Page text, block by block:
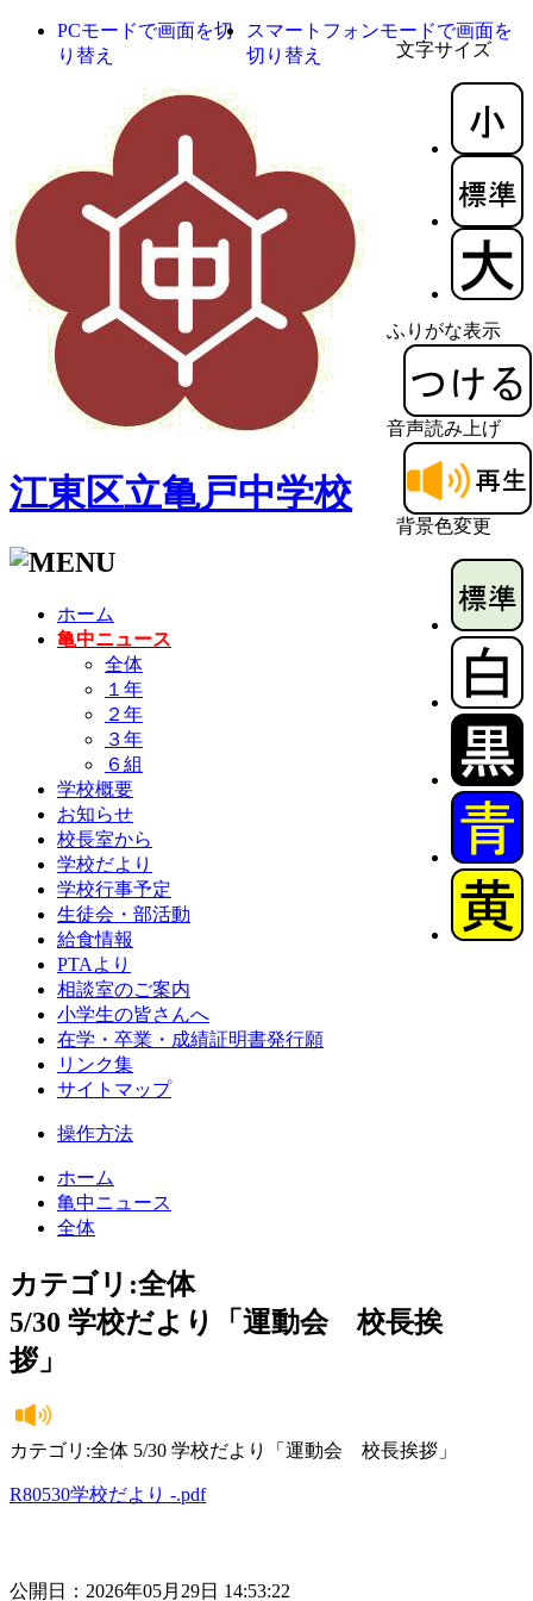
文字サイズ
ふりがな表示
音声読み上げ
背景色変更
PCモードで画面を切
り替え
スマートフォンモードで画面を
切り替え
江東区立亀戸中学校
ホーム
亀中ニュース
全体
１年
２年
３年
６組
学校概要
お知らせ
校長室から
学校だより
学校行事予定
生徒会・部活動
給食情報
PTAより
相談室のご案内
小学生の皆さんへ
在学・卒業・成績証明書発行願
リンク集
サイトマップ
操作方法
ホーム
亀中ニュース
全体
カテゴリ:全体
5/30 学校だより「運動会 校長挨
拶」
カテゴリ:全体 5/30 学校だより「運動会 校長挨拶」
R80530学校だより -.pdf
公開日：2026年05月29日 14:53:22